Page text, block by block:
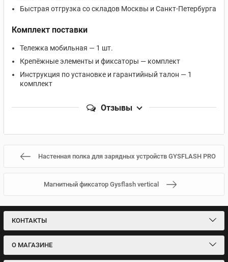
Быстрая отгрузка со складов Москвы и Санкт-Петербурга
Комплект поставки
Тележка мобильная — 1 шт.
Крепёжные элементы и фиксаторы — комплект
Инструкция по установке и гарантийный талон — 1
комплект
Отзывы
Настенная полка для зарядных устройств GYSFLASH PRO
Магнитный фиксатор Gysflash vertical
КОНТАКТЫ
О МАГАЗИНЕ